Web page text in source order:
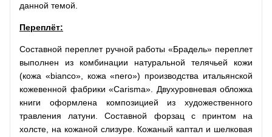
данной темой.
Переплёт:
Составной переплет ручной работы «Брадель» переплет
выполнен из комбинации натуральной телячьей кожи
(кожа «bianco», кожа «nero») производства итальянской
кожевенной фабрики «Carisma». Двухуровневая обложка
книги оформлена композицией из художественного
травления латуни. Составной форзац с принтом на
холсте, на кожаной слизуре. Кожаный каптал и шелковая